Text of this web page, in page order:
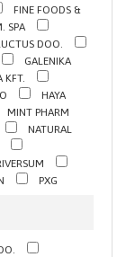
FINE FOODS &
SPA
DOO.
GALENIKA
KFT.
HAYA
MINT PHARM
NATURAL
PXG
ZINZINO